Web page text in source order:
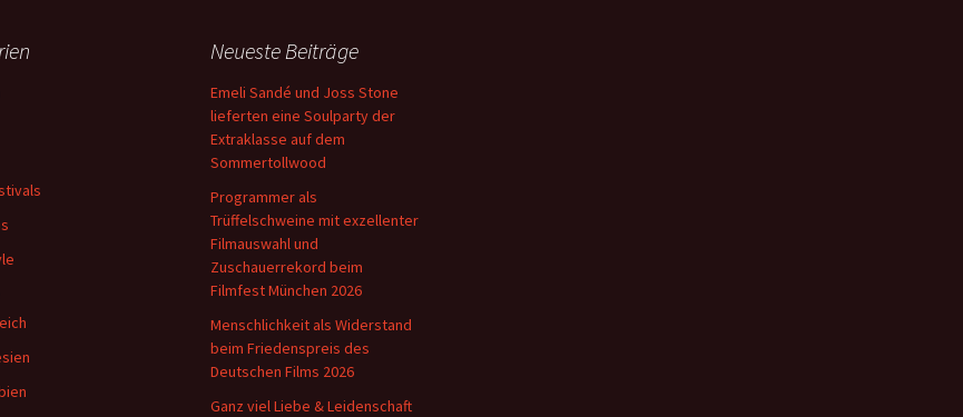
Neueste Beiträge
Emeli Sandé und Joss Stone
lieferten eine Soulparty der
Extraklasse auf dem
Sommertollwood
Programmer als
Trüffelschweine mit exzellenter
Filmauswahl und
Zuschauerrekord beim
Filmfest München 2026
Menschlichkeit als Widerstand
beim Friedenspreis des
Deutschen Films 2026
Ganz viel Liebe & Leidenschaft